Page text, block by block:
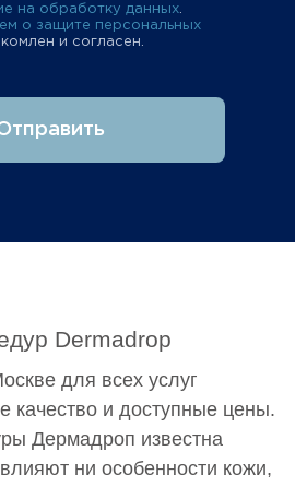
на обработку данных.
о защите персональных
и согласен.
Dermadrop
для всех услуг
качество и доступные цены.
Дермадроп известна
ни особенности кожи,